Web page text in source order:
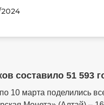
составило 51 593
марта поделились